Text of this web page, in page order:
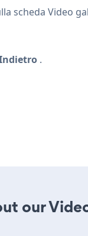
scheda Video
.
our